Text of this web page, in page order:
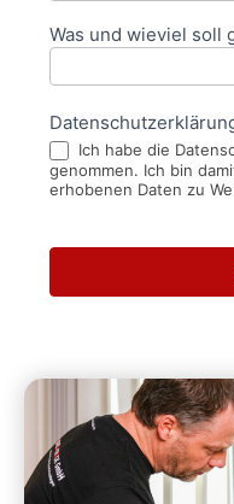
Was und wieviel soll
Ich habe die
genommen. Ich bin
erhobenen Daten zu